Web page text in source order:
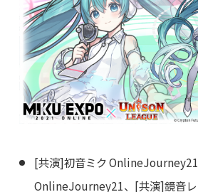
[共演]初音ミク
OnlineJourney21、[共演]鏡音